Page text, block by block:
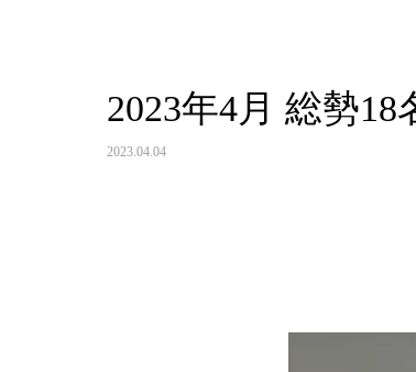
2023年4月 総勢
2023.04.04